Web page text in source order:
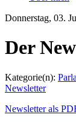
Donnerstag, 03.
Der
Kategorie(n):
Newsletter
Newsletter als